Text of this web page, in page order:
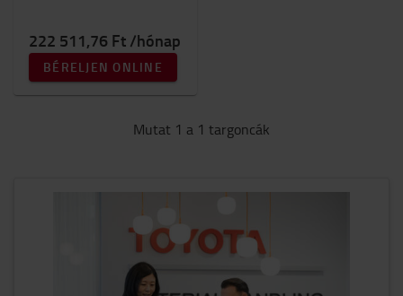
222 511,76 Ft /hónap
BÉRELJEN ONLINE
Mutat 1 a 1 targoncák